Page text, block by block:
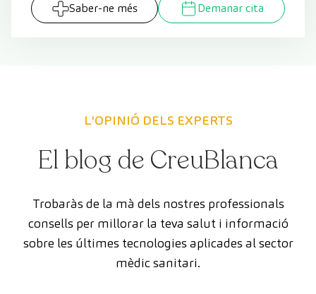
Saber-ne més Demanar cita
L'OPINIÓ DELS EXPERTS
El blog de CreuBlanca
Trobaràs de la mà dels nostres professionals
consells per millorar la teva salut i informació
sobre les últimes tecnologies aplicades al sector
mèdic sanitari.